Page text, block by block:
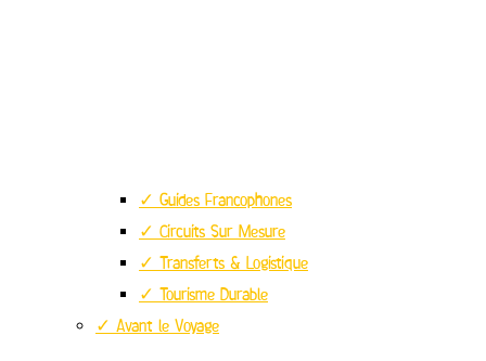
✓ Guides Francophones
✓ Circuits Sur Mesure
✓ Transferts & Logistique
✓ Tourisme Durable
✓ Avant le Voyage